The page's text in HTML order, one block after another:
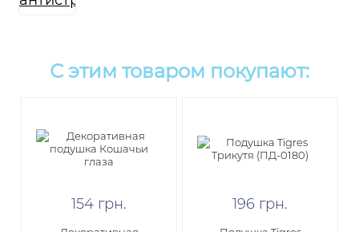
С этим товаром покупают:
154 грн. 196 грн.